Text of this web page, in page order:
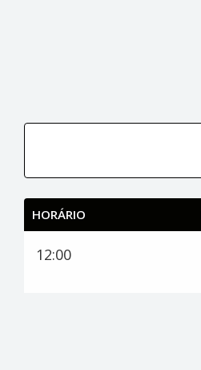
HORÁRIO
12:00